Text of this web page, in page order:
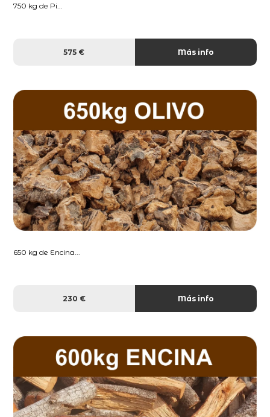
750 kg de Pi...
575 € Más info
650 kg de Encina...
230 € Más info